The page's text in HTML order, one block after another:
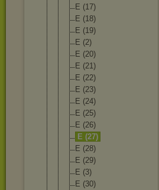
E (17)
E (18)
E (19)
E (2)
E (20)
E (21)
E (22)
E (23)
E (24)
E (25)
E (26)
E (27)
E (28)
E (29)
E (3)
E (30)